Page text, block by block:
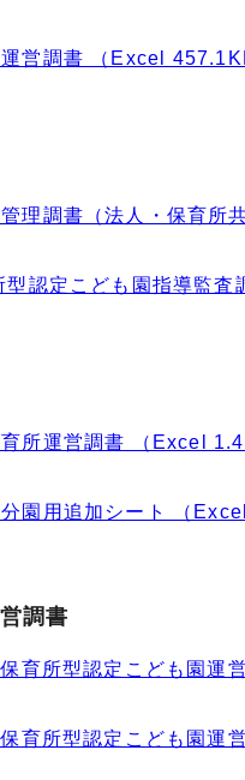
営調書 （Excel
理調書（法人・保育所
型認定こども園指導監
運営調書 （Excel
園用追加シート （
調書
所型認定こども園運
所型認定こども園運